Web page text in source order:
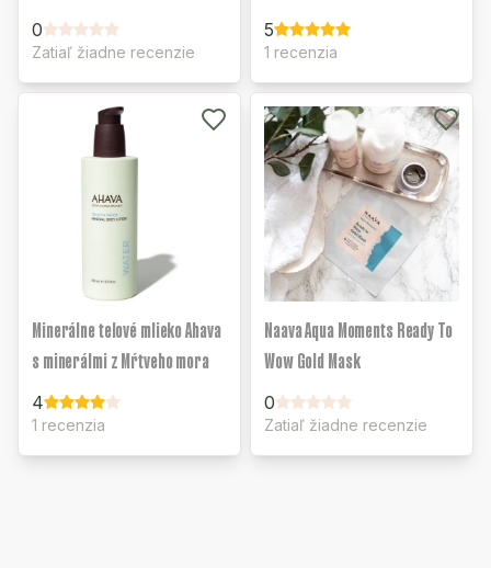
0
Zatiaľ žiadne recenzie
5
1 recenzia
Minerálne telové mlieko Ahava
s minerálmi z Mŕtveho mora
4
1 recenzia
Naava Aqua Moments Ready To
Wow Gold Mask
0
Zatiaľ žiadne recenzie